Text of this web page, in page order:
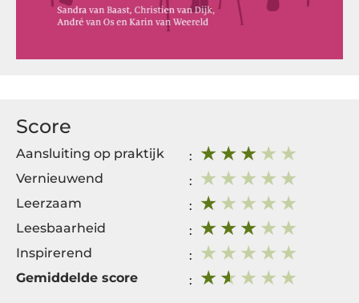
Score
Aansluiting op praktijk
:
Vernieuwend
:
Leerzaam
:
Leesbaarheid
:
Inspirerend
:
Gemiddelde score
: